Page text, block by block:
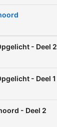
- Deel 2
- Deel 1
- Deel 2